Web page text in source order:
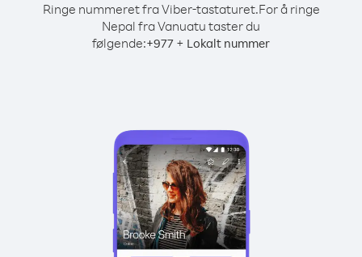
Ringe nummeret fra Viber-tastaturet.For å ringe
Nepal fra Vanuatu taster du
følgende:+977 + Lokalt nummer